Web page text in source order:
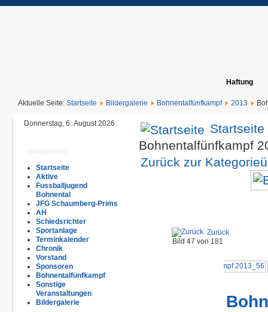
Haftung
Aktuelle Seite: Startseite Bildergalerie Bohnentalfünfkampf 2013
Donnerstag, 6. August 2026
Startseite
Aktive
Fussballjugend
Bohnental
JFG Schaumberg-Prims
AH
Schiedsrichter
Sportanlage
Terminkalender
Chronik
Vorstand
Sponsoren
Bohnentalfünfkampf
Sonstige
Veranstaltungen
Bildergalerie
Startseite
Bohnentalfünfkampf
Zurück zur
Zurück
Bild 47 von 181